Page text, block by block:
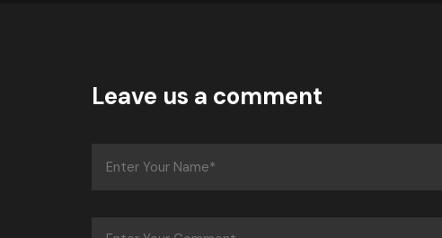
Leave us a comment